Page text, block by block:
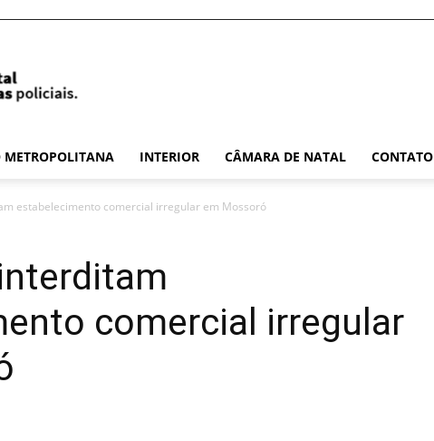
METROPOLITANA INTERIOR CÂMARA DE NATAL CONTATO
estabelecimento comercial irregular em Mossoró
comercial irregular